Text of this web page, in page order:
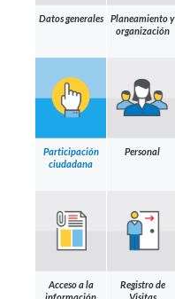
Datos generales
Planeamiento y
organización
Participación
ciudadana
Personal
Acceso a la
información
Registro de
Visitas